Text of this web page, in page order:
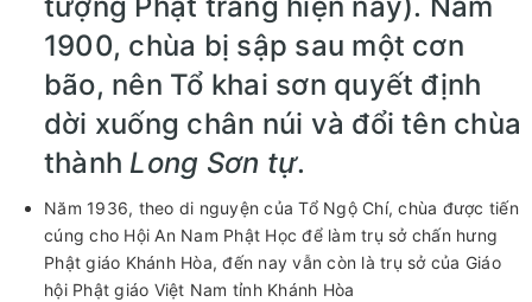
1900, chùa bị sập sau một cơn
bão, nên Tổ khai sơn quyết định
dời xuống chân núi và đổi tên chùa
thành Long Sơn tự.
Năm 1936, theo di nguyện của Tổ Ngộ Chí, chùa được tiến
cúng cho Hội An Nam Phật Học để làm trụ sở chấn hưng
Phật giáo Khánh Hòa, đến nay vẫn còn là trụ sở của Giáo
hội Phật giáo Việt Nam tỉnh Khánh Hòa